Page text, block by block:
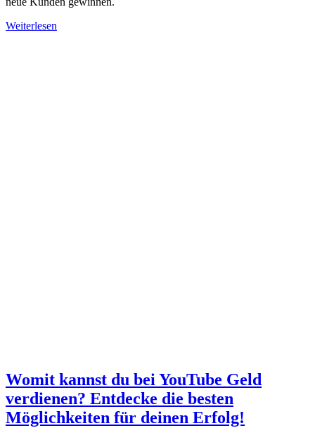
Weiterlesen
Womit kannst du bei YouTube Geld
verdienen? Entdecke die besten
Möglichkeiten für deinen Erfolg!